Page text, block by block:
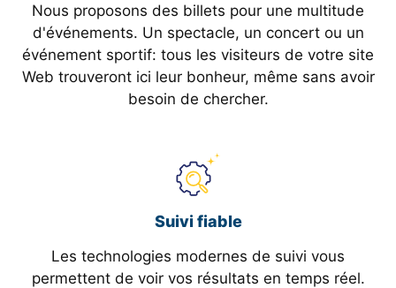
Nous proposons des billets pour une multitude
d'événements. Un spectacle, un concert ou un
événement sportif: tous les visiteurs de votre site
Web trouveront ici leur bonheur, même sans avoir
besoin de chercher.
Suivi fiable
Les technologies modernes de suivi vous
permettent de voir vos résultats en temps réel.